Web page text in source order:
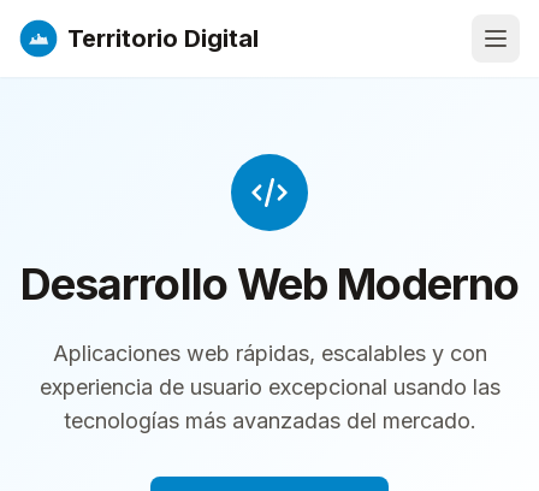
Territorio Digital
Desarrollo Web Moderno
Aplicaciones web rápidas, escalables y con
experiencia de usuario excepcional usando las
tecnologías más avanzadas del mercado.